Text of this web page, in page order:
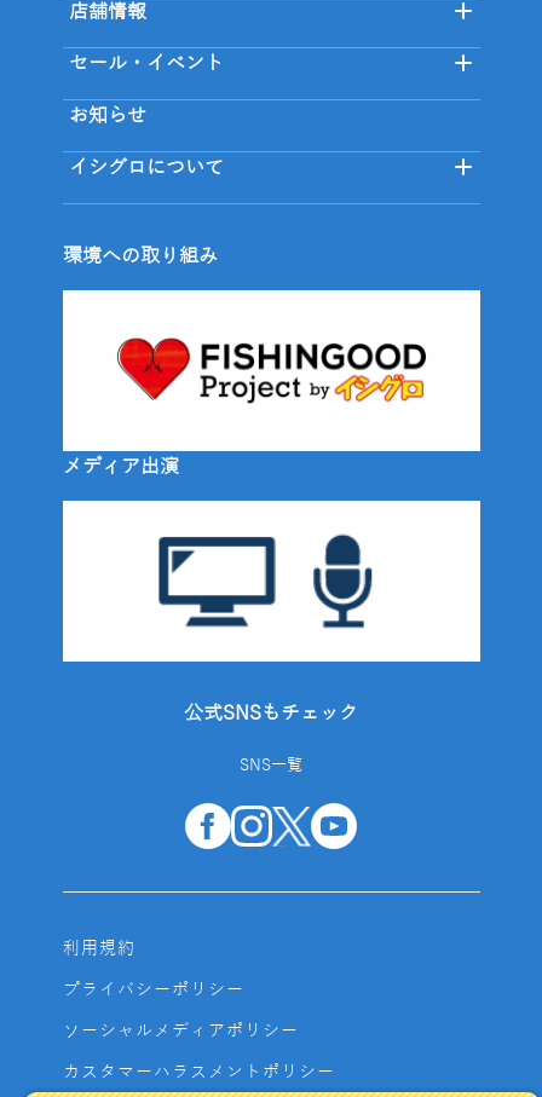
店舗情報
セール・イベント
お知らせ
イシグロについて
環境への取り組み
メディア出演
公式SNSもチェック
SNS一覧
利用規約
プライバシーポリシー
ソーシャルメディアポリシー
カスタマーハラスメントポリシー